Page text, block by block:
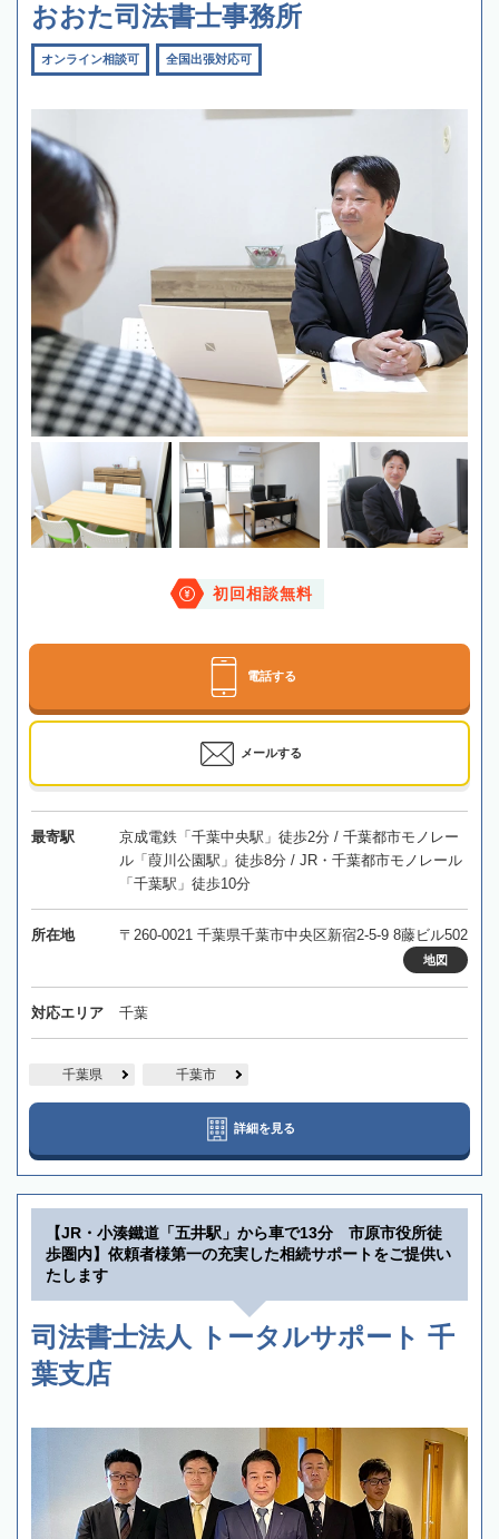
おおた司法書士事務所
オンライン相談可 全国出張対応可
初回相談無料
電話する
メールする
最寄駅
京成電鉄「千葉中央駅」徒歩2分 / 千葉都市モノレー
ル「葭川公園駅」徒歩8分 / JR・千葉都市モノレール
「千葉駅」徒歩10分
所在地 〒260-0021 千葉県千葉市中央区新宿2-5-9 8藤ビル502
地図
対応エリア 千葉
千葉県 千葉市
詳細を見る
【JR・小湊鐵道「五井駅」から車で13分 市原市役所徒
歩圏内】依頼者様第一の充実した相続サポートをご提供い
たします
司法書士法人 トータルサポート 千
葉支店